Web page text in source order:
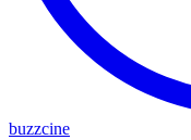
buzzcine